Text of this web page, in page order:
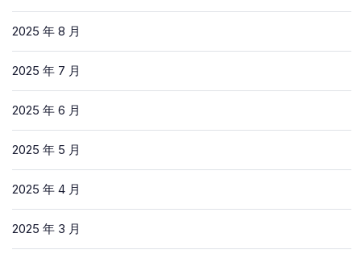
2025 年 8 月
2025 年 7 月
2025 年 6 月
2025 年 5 月
2025 年 4 月
2025 年 3 月